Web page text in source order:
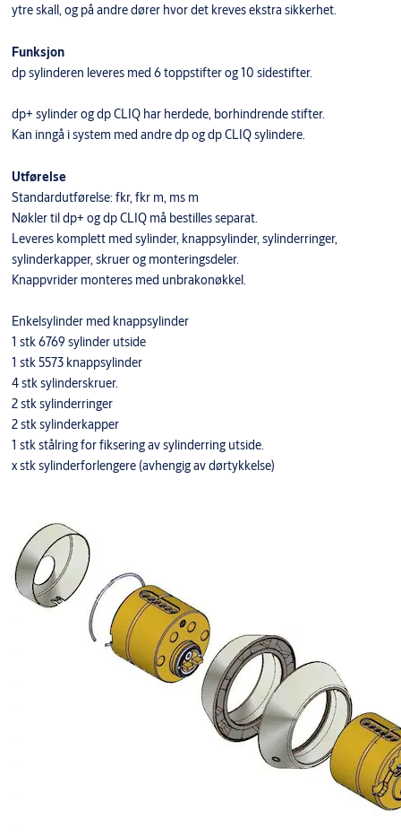
ytre skall, og på andre dører hvor det kreves ekstra sikkerhet.
Funksjon
dp sylinderen leveres med 6 toppstifter og 10 sidestifter.
dp+ sylinder og dp CLIQ har herdede, borhindrende stifter.
Kan inngå i system med andre dp og dp CLIQ sylindere.
Utførelse
Standardutførelse: fkr, fkr m, ms m
Nøkler til dp+ og dp CLIQ må bestilles separat.
Leveres komplett med sylinder, knappsylinder, sylinderringer,
sylinderkapper, skruer og monteringsdeler.
Knappvrider monteres med unbrakonøkkel.
Enkelsylinder med knappsylinder
1 stk 6769 sylinder utside
1 stk 5573 knappsylinder
4 stk sylinderskruer.
2 stk sylinderringer
2 stk sylinderkapper
1 stk stålring for fiksering av sylinderring utside.
x stk sylinderforlengere (avhengig av dørtykkelse)